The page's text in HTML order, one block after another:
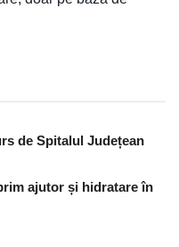
de Spitalul Județean
ajutor și hidratare în